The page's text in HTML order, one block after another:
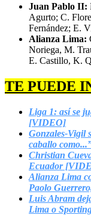
Juan Pablo II:
Agurto; C.
Fernández; E.
Alianza Lima:
Noriega, M.
E. Castillo, K.
TE PUEDE
Liga 1: así se
[VIDEO]
Gonzales-Vigil
caballo
Christian
Ecuador
Alianza Lima
Paolo
Luis Abram
Lima o